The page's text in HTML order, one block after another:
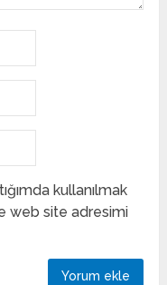
kullanılmak
web site adresimi